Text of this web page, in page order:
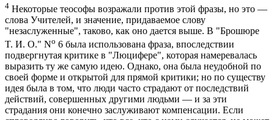
4 Некоторые теософы возражали против этой фразы, но это —
слова Учителей, и значение, придаваемое слову
"незаслуженные", таково, как оно дается выше. В "Брошюре
T. И. О." No 6 была использована фраза, впоследствии
подвергнутая критике в "Люцифере", которая намеревалась
выразить ту же самую идею. Однако, она была неудобной по
своей форме и открытой для прямой критики; но по существу
идея была в том, что люди часто страдают от последствий
действий, совершенных другими людьми — и за эти
страдания они конечно заслуживают компенсации. Если